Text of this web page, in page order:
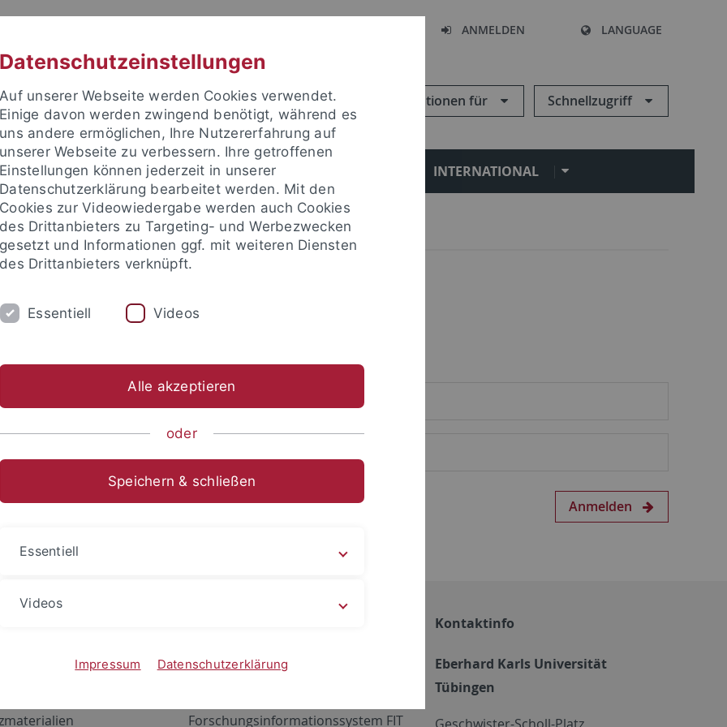
ANMELDEN LANGUAGE
Informationen für Schnellzugriff
FORSCHUNG EINRICHTUNGEN INTERNATIONAL
um sich anzumelden:
Anmelden
Netzwerk
ALMA
Forschungsinformationssystem FIT
Kontaktinfo
Eberhard Karls Universität
Tübingen
Datenschutzeinstellungen
Auf unserer Webseite werden Cookies verwendet.
Einige davon werden zwingend benötigt, während es
uns andere ermöglichen, Ihre Nutzererfahrung auf
unserer Webseite zu verbessern. Ihre getroffenen
Einstellungen können jederzeit in unserer
Datenschutzerklärung bearbeitet werden. Mit den
Cookies zur Videowiedergabe werden auch Cookies
des Drittanbieters zu Targeting- und Werbezwecken
gesetzt und Informationen ggf. mit weiteren Diensten
des Drittanbieters verknüpft.
Essentiell Videos
Alle akzeptieren
oder
Speichern & schließen
Essentiell
Videos
Impressum Datenschutzerklärung